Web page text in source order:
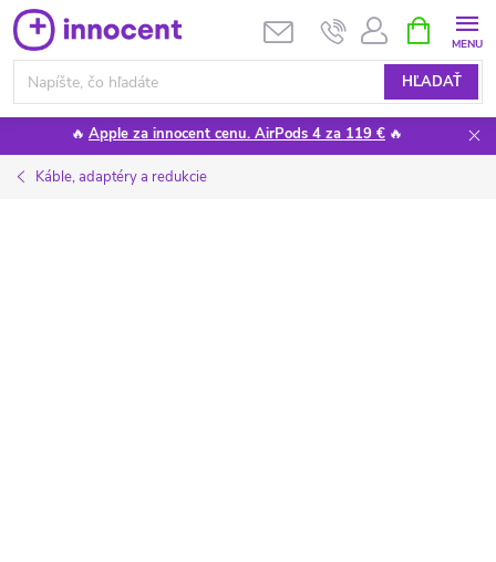
Prejsť
na
obsah
HĽADAŤ
KOŠÍK
🔥 Apple za innocent cenu. AirPods 4 za 119 € 🔥
Káble, adaptéry a redukcie